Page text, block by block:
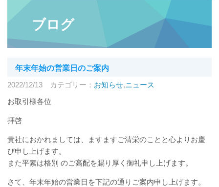
ブログ
年末年始の営業日のご案内
2022/12/13 カテゴリー： お知らせ,ニュース
お取引様各位
拝啓
貴社におかれましては、ますますご清栄のことと心よりお慶
び申し上げます。
また平素は格別 のご高配を賜り厚く御礼申し上げます。
さて、年末年始の営業日を下記の通りご案内申し上げます。